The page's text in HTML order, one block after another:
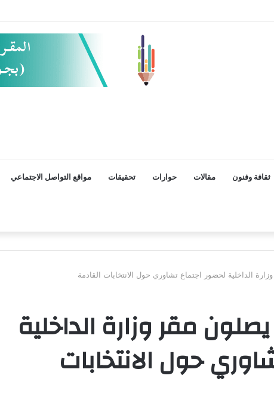
ثقافة وفنون مقالات حوارات تحقيقات مواقع التواصل الاجتماعي
الداخلية لحضور اجتماع تشاوري حول الانتخابات القادمة
مقر وزارة الداخلية
حول الانتخابات